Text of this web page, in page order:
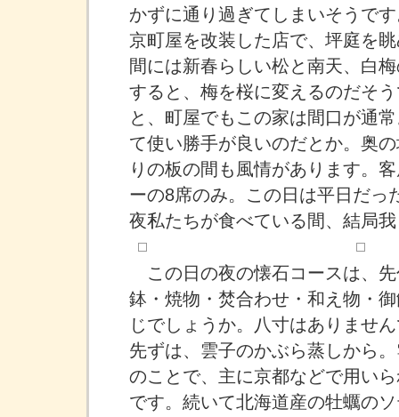
かずに通り過ぎてしまいそうで
京町屋を改装した店で、坪庭を
間には新春らしい松と南天、白
すると、梅を桜に変えるのだそ
と、町屋でもこの家は間口が通
て使い勝手が良いのだとか。奥
りの板の間も風情があります。
ーの8席のみ。この日は平日だっ
夜私たちが食べている間、結局
この日の夜の懐石コースは、
鉢・焼物・焚合わせ・和え物・
じでしょうか。八寸はありませ
先ずは、雲子のかぶら蒸しから
のことで、主に京都などで用い
です。続いて北海道産の牡蠣の